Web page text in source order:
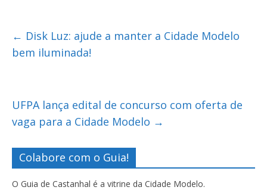
← Disk Luz: ajude a manter a Cidade Modelo
bem iluminada!
UFPA lança edital de concurso com oferta de
vaga para a Cidade Modelo →
Colabore com o Guia!
O Guia de Castanhal é a vitrine da Cidade Modelo.